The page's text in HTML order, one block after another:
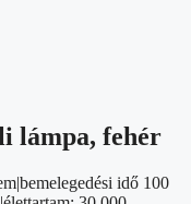
lámpa, fehér
idő 100